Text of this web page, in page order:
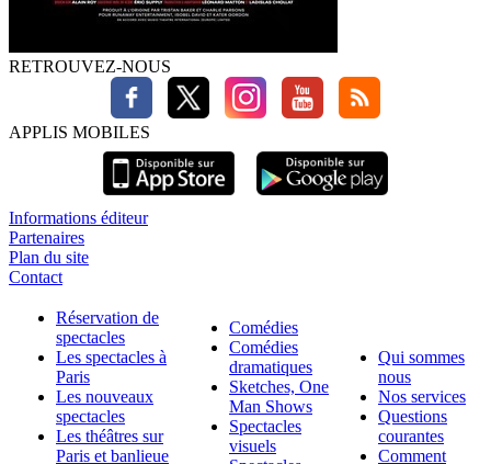
RETROUVEZ-NOUS
APPLIS MOBILES
Informations éditeur
Partenaires
Plan du site
Contact
Réservation de
spectacles
Les spectacles à
Paris
Les nouveaux
spectacles
Les théâtres sur
Paris et banlieue
Comédies
Comédies
dramatiques
Sketches, One
Man Shows
Spectacles
visuels
Qui sommes
nous
Nos services
Questions
courantes
Comment